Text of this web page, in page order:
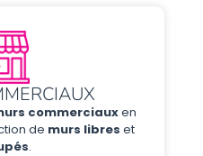
commerciauxen
de murs libres et
.